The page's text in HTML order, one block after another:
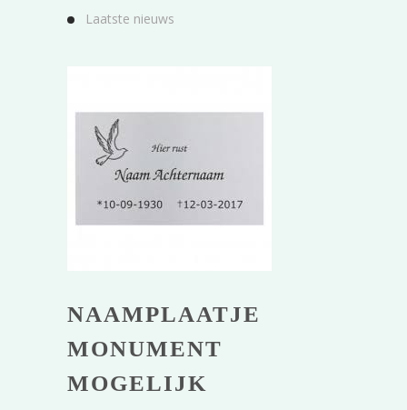
Laatste nieuws
NAAMPLAATJE
MONUMENT
MOGELIJK